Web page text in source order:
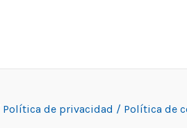
Política de privacidad / Política de